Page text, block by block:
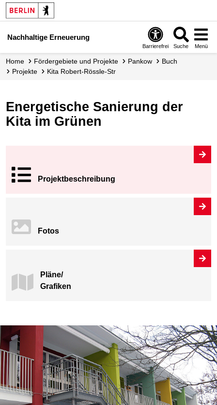
Nachhaltige Erneuerung
Barrierefrei Suche Menü
Home Fördergebiete und Projekte Pankow
Buch
Projekte
Kita Robert-Rössle-Str
Energetische Sanierung der
Kita im Grünen
Projekt­beschreibung
Fotos
Pläne/
Grafiken